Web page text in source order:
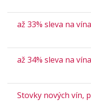
až 33% sleva na
až 34% sleva na
Stovky nových vín,